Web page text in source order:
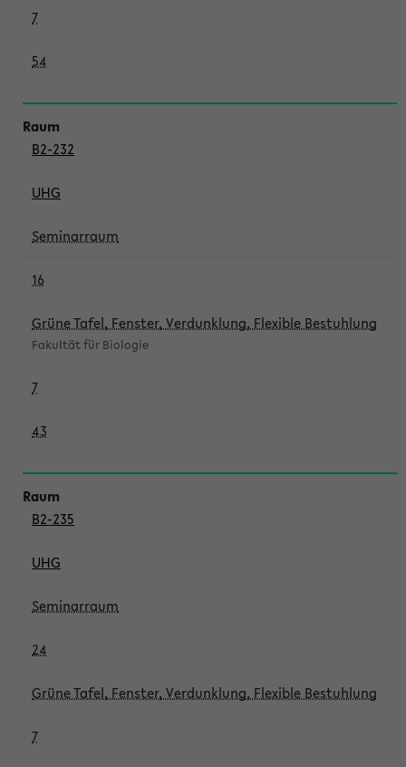
7
54
B2-232
UHG
Seminarraum
16
Grüne Tafel, Fenster, Verdunklung, Flexible Bestuhlung
Fakultät für Biologie
7
43
B2-235
UHG
Seminarraum
24
Grüne Tafel, Fenster, Verdunklung, Flexible Bestuhlung
7